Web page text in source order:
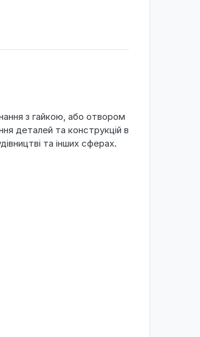
з гайкою, або отвором
деталей та конструкцій в
та інших сферах.